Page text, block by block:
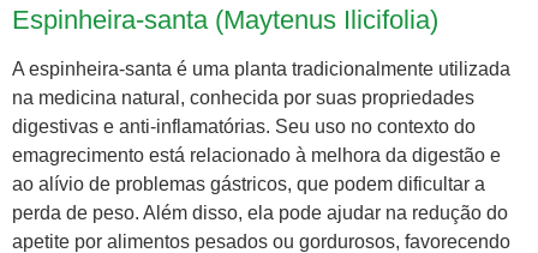
Espinheira-santa (Maytenus Ilicifolia)
A espinheira-santa é uma planta tradicionalmente utilizada
na medicina natural, conhecida por suas propriedades
digestivas e anti-inflamatórias. Seu uso no contexto do
emagrecimento está relacionado à melhora da digestão e
ao alívio de problemas gástricos, que podem dificultar a
perda de peso. Além disso, ela pode ajudar na redução do
apetite por alimentos pesados ou gordurosos, favorecendo